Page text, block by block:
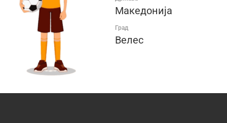
Македонија
Град
Велес